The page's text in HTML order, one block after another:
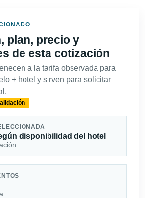
plan, precio y
de esta cotización
a la tarifa observada para
+ hotel y sirven para solicitar
disponibilidad del hotel